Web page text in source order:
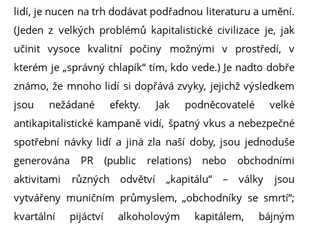
lidí, je nucen na trh dodávat podřadnou literaturu a umění.
(Jeden z velkých problémů kapitalistické civilizace je, jak
učinit vysoce kvalitní počiny možnými v prostředí, v
kterém je „správný chlapík“ tím, kdo vede.) Je nadto dobře
známo, že mnoho lidí si dopřává zvyky, jejichž výsledkem
jsou nežádané efekty. Jak podněcovatelé velké
antikapitalistické kampaně vidí, špatný vkus a nebezpečné
spotřební návky lidí a jiná zla naší doby, jsou jednoduše
generována PR (public relations) nebo obchodními
aktivitami různých odvětví „kapitálu“ – války jsou
vytvářeny muničním průmyslem, „obchodníky se smrtí“;
kvartální pijáctví alkoholovým kapitálem, bájným